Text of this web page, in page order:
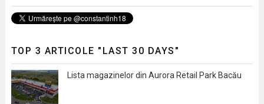
TOP 3 ARTICOLE "LAST 30 DAYS"
Lista magazinelor din Aurora Retail Park Bacău